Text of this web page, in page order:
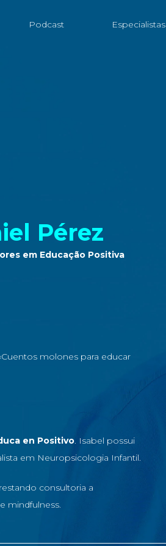
Podcast Especialistas
Pérez
em Educação Positiva
molones para educar
en Positivo. Isabel possui
em Neuropsicologia Infantil.
consultoria a
mindfulness.